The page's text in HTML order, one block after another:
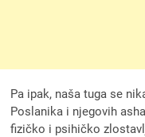
Pa ipak, naša tuga se
Poslanika i njegovih
fizičko i psihičko